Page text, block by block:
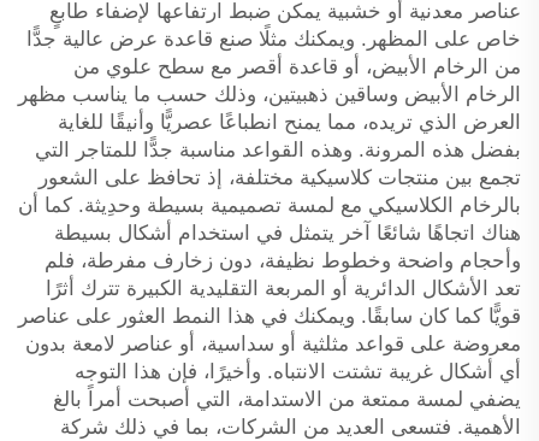
عناصر معدنية أو خشبية يمكن ضبط ارتفاعها لإضفاء طابعٍ
خاص على المظهر. ويمكنك مثلًا صنع قاعدة عرض عالية جدًّا
من الرخام الأبيض، أو قاعدة أقصر مع سطح علوي من
الرخام الأبيض وساقين ذهبيتين، وذلك حسب ما يناسب مظهر
العرض الذي تريده، مما يمنح انطباعًا عصريًّا وأنيقًا للغاية
بفضل هذه المرونة. وهذه القواعد مناسبة جدًّا للمتاجر التي
تجمع بين منتجات كلاسيكية مختلفة، إذ تحافظ على الشعور
بالرخام الكلاسيكي مع لمسة تصميمية بسيطة وحدِيثة. كما أن
هناك اتجاهًا شائعًا آخر يتمثل في استخدام أشكال بسيطة
وأحجام واضحة وخطوط نظيفة، دون زخارف مفرطة، فلم
تعد الأشكال الدائرية أو المربعة التقليدية الكبيرة تترك أثرًا
قويًّا كما كان سابقًا. ويمكنك في هذا النمط العثور على عناصر
معروضة على قواعد مثلثية أو سداسية، أو عناصر لامعة بدون
أي أشكال غريبة تشتت الانتباه. وأخيرًا، فإن هذا التوجه
يضفي لمسة ممتعة من الاستدامة، التي أصبحت أمراً بالغ
الأهمية. فتسعى العديد من الشركات، بما في ذلك شركة